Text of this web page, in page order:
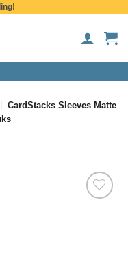
CardStacks Sleeves Matte